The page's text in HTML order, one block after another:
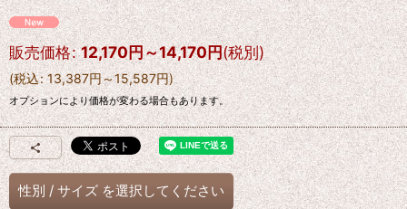
販売価格: 12,170円～14,170円(税別)
(税込: 13,387円～15,587円)
オプションにより価格が変わる場合もあります。
性別 / サイズ を選択してください